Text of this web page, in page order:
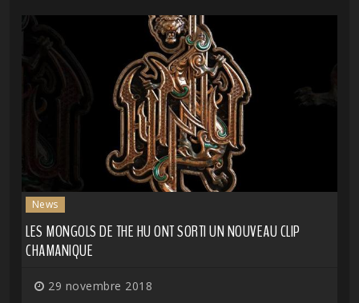
News
LES MONGOLS DE THE HU ONT SORTI UN NOUVEAU CLIP
CHAMANIQUE
29 novembre 2018